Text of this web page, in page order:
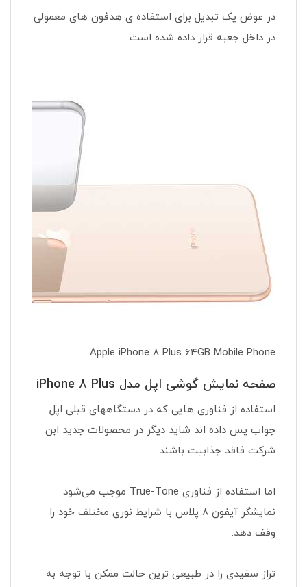
در عوض یک تبدیل برای استفاده ی هدفون های معمولی
در داخل جعبه قرار داده شده است.
Apple iPhone 8 Plus 64GB Mobile Phone
صفحه نمایش گوشی اپل مدل iPhone 8 Plus
استفاده از فناوری هایی که در دستگاههای قبلی اپل
جواب پس داده اند شاید دیگر در محصولات جدید ابن
شرکت فاقد جذابیت باشند.
اما استفاده از فناوری True-Tone موجب می‌شود
نمایشگر آیفون 8 پلاس با شرایط نوری مختلف خود را
وقف دهد.
تراز سفیدی را در طبیعی ترین حالت ممکن با توجه به